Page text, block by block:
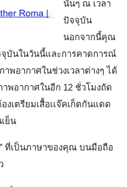
นั้นๆ ณ เวลา
ปัจจุบัน
นอกจากนี้คุณ
บันในวันนี้และการคาดการณ์
พอากาศในช่วงเวลาต่างๆ ได้
พอากาศในอีก 12 ชั่วโมงถัด
เตรียมเสื้อเเจ๊คเก็ตกันแดด
ย็น
ที่เป็นภาษาของคุณ บนมือถือ